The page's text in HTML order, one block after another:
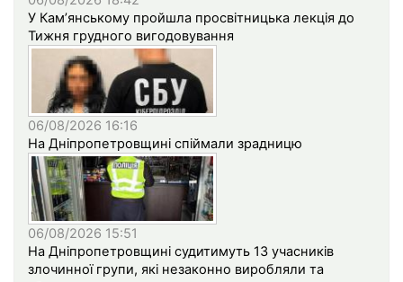
У Кам’янському пройшла просвітницька лекція до
Тижня грудного вигодовування
06/08/2026 16:16
На Дніпропетровщині спіймали зрадницю
06/08/2026 15:51
На Дніпропетровщині судитимуть 13 учасників
злочинної групи, які незаконно виробляли та